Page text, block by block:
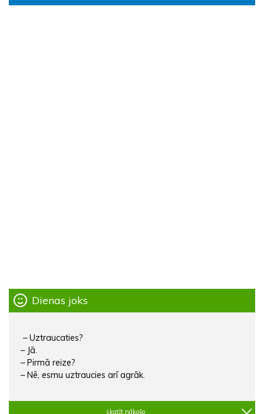
Dienas joks
– Uztraucaties?
– Jā.
– Pirmā reize?
– Nē, esmu uztraucies arī agrāk.
skatīt nākošo